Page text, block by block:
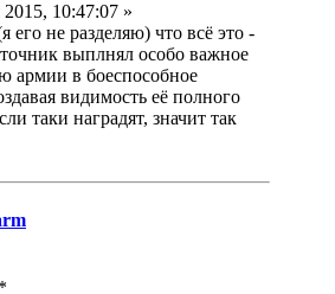
10:47:07 »
его не разделяю) что всё это -
выплнял особо важное
армии в боеспособное
видимость её полного
таки наградят, значит так